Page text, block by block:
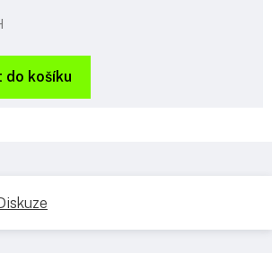
do košíku